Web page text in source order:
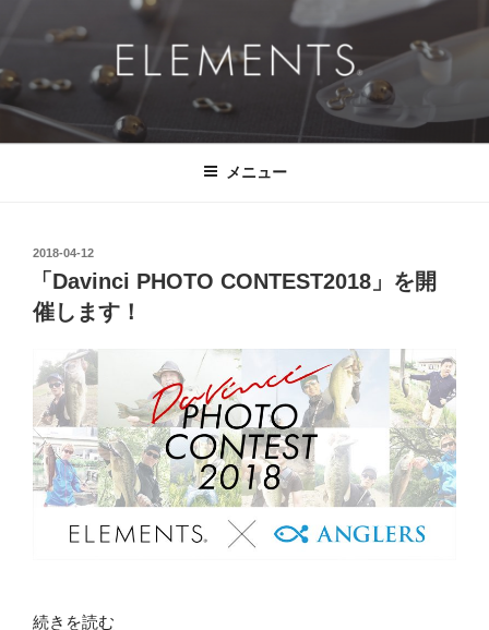
ン
ツ
へ
ELEMENTS®
挑戦的に、ドラマチックに、 そして、真っ直ぐに。
メニュー
投
2018-04-12
「Davinci PHOTO CONTEST2018」を開
催します！
“「Davinci
続きを読む